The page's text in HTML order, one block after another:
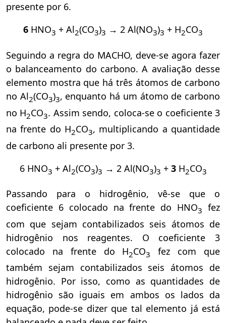
presente por 6.
6 HNO3 + Al2(CO3)3 → 2 Al(NO3)3 + H2CO3
Seguindo a regra do MACHO, deve-se agora fazer
o balanceamento do carbono. A avaliação desse
elemento mostra que há três átomos de carbono
no Al2(CO3)3, enquanto há um átomo de carbono
no H2CO3. Assim sendo, coloca-se o coeficiente 3
na frente do H2CO3, multiplicando a quantidade
de carbono ali presente por 3.
6 HNO3 + Al2(CO3)3 → 2 Al(NO3)3 + 3H2CO3
Passando para o hidrogênio, vê-se que o
coeficiente 6 colocado na frente do HNO3 fez
com que sejam contabilizados seis átomos de
hidrogênio nos reagentes. O coeficiente 3
colocado na frente do H2CO3
fez com que
também sejam contabilizados seis átomos de
hidrogênio. Por isso, como as quantidades de
hidrogênio são iguais em ambos os lados da
equação, pode-se dizer que tal elemento já está